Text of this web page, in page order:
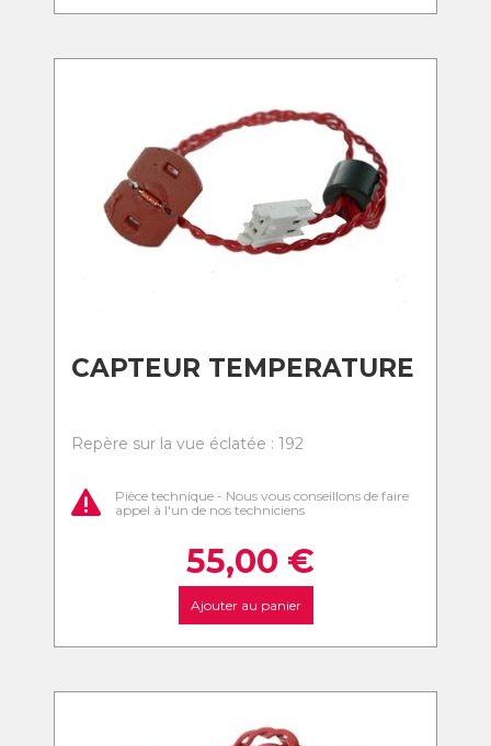
CAPTEUR TEMPERATURE
Repère sur la vue éclatée : 192
Pièce technique - Nous vous conseillons de faire
appel à l'un de nos techniciens
55,00 €
Ajouter au panier